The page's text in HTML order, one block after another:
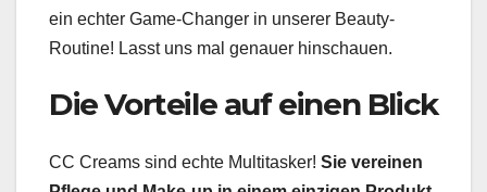
ein echter Game-Changer in unserer Beauty-
Routine! Lasst uns mal genauer hinschauen.
Die Vorteile auf einen Blick
CC Creams sind echte Multitasker! Sie vereinen